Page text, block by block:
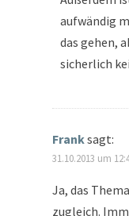
aufwändig
das gehen,
sicherlich
Franksagt:
31.10.2013 um
Ja, das
zugleich.